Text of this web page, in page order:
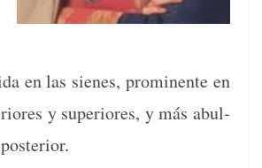
en las sienes, promi­nente en
y supe­ri­ores, y más abul­